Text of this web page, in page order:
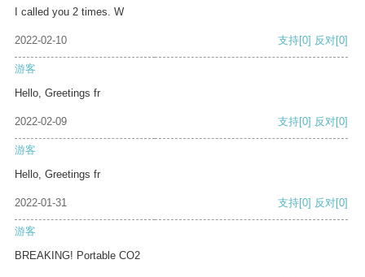
I called you 2 times. W
2022-02-10 支持[0] 反对[0]
游客
Hello, Greetings fr
2022-02-09 支持[0] 反对[0]
游客
Hello, Greetings fr
2022-01-31 支持[0] 反对[0]
游客
BREAKING! Portable CO2